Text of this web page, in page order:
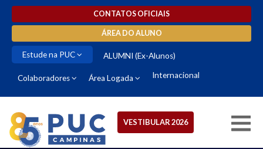
CONTATOS OFICIAIS
ÁREA DO ALUNO
Estude na PUC ALUMNI (Ex-Alunos)
Colaboradores Área Logada Internacional
VESTIBULAR 2026